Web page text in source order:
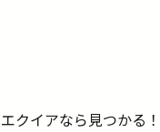
クイアなら見つかる！